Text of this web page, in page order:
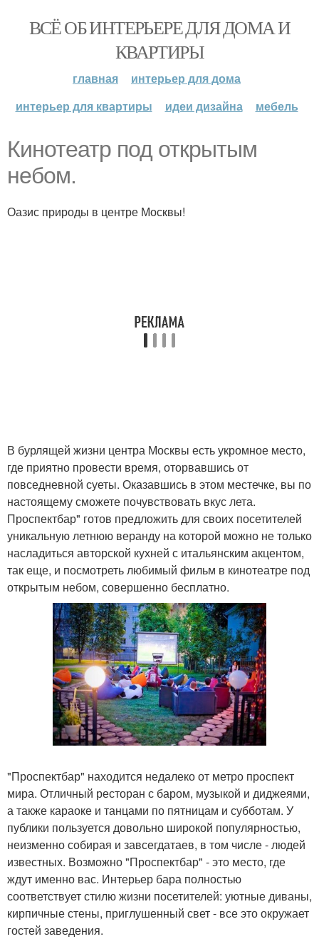
ВСЁ ОБ ИНТЕРЬЕРЕ ДЛЯ ДОМА И
КВАРТИРЫ
главная
интерьер для дома
интерьер для квартиры
идеи дизайна мебель
Кинотеатр под открытым
небом.
Оазис природы в центре Москвы!
В бурлящей жизни центра Москвы есть укромное место,
где приятно провести время, оторвавшись от
повседневной суеты. Оказавшись в этом местечке, вы по
настоящему сможете почувствовать вкус лета.
Проспектбар" готов предложить для своих посетителей
уникальную летнюю веранду на которой можно не только
насладиться авторской кухней с итальянским акцентом,
так еще, и посмотреть любимый фильм в кинотеатре под
открытым небом, совершенно бесплатно.
"Проспектбар" находится недалеко от метро проспект
мира. Отличный ресторан с баром, музыкой и диджеями,
а также караоке и танцами по пятницам и субботам. У
публики пользуется довольно широкой популярностью,
неизменно собирая и завсегдатаев, в том числе - людей
известных. Возможно "Проспектбар" - это место, где
ждут именно вас. Интерьер бара полностью
соответствует стилю жизни посетителей: уютные диваны,
кирпичные стены, приглушенный свет - все это окружает
гостей заведения.